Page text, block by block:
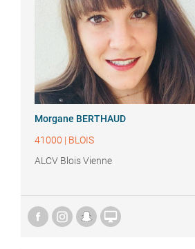
Morgane BERTHAUD
41000 | BLOIS
ALCV Blois Vienne
